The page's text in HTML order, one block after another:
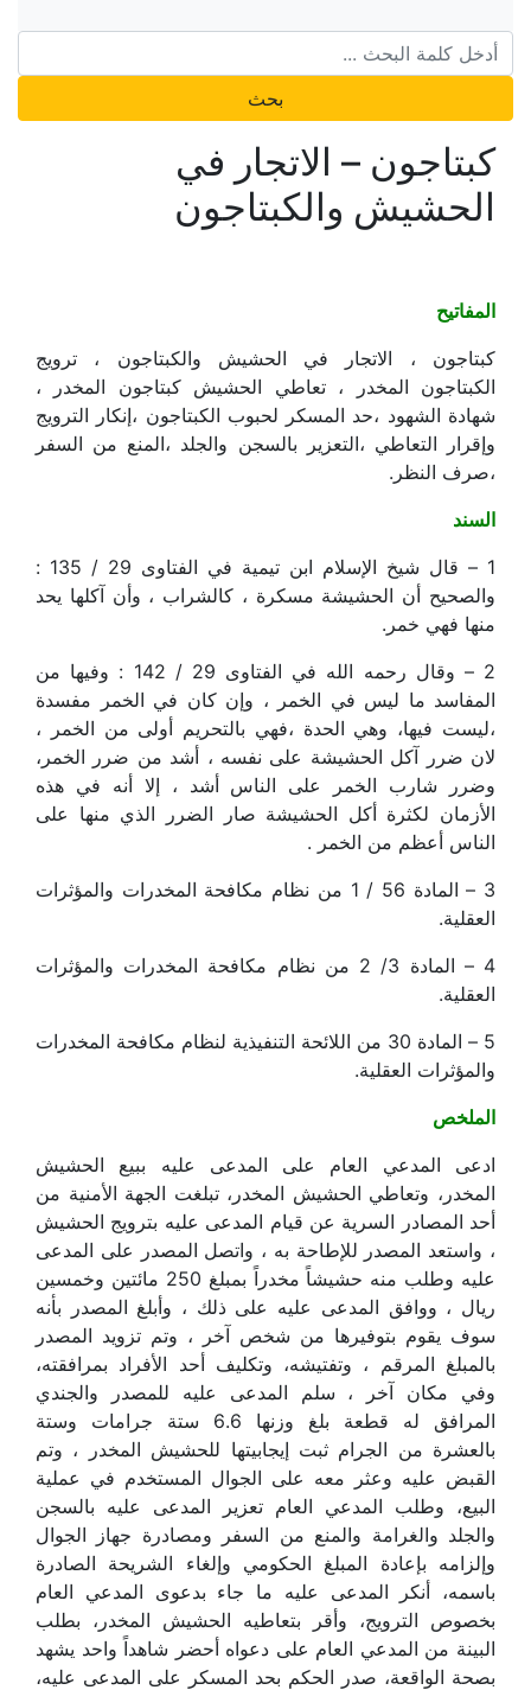
بحث
كبتاجون – الاتجار في
الحشيش والكبتاجون
المفاتيح
كبتاجون ، الاتجار في الحشيش والكبتاجون ، ترويج
الكبتاجون المخدر ، تعاطي الحشيش كبتاجون المخدر ،
شهادة الشهود ،حد المسكر لحبوب الكبتاجون ،إنكار الترويج
وإقرار التعاطي ،التعزير بالسجن والجلد ،المنع من السفر
،صرف النظر.
السند
1 – قال شيخ الإسلام ابن تيمية في الفتاوى 29 / 135 :
والصحيح أن الحشيشة مسكرة ، كالشراب ، وأن آكلها يحد
منها فهي خمر.
2 – وقال رحمه الله في الفتاوى 29 / 142 : وفيها من
المفاسد ما ليس في الخمر ، وإن كان في الخمر مفسدة
،ليست فيها، وهي الحدة ،فهي بالتحريم أولى من الخمر ،
لان ضرر آكل الحشيشة على نفسه ، أشد من ضرر الخمر،
وضرر شارب الخمر على الناس أشد ، إلا أنه في هذه
الأزمان لكثرة أكل الحشيشة صار الضرر الذي منها على
الناس أعظم من الخمر .
3 – المادة 56 / 1 من نظام مكافحة المخدرات والمؤثرات
العقلية.
4 – المادة 3/ 2 من نظام مكافحة المخدرات والمؤثرات
العقلية.
5 – المادة 30 من اللائحة التنفيذية لنظام مكافحة المخدرات
والمؤثرات العقلية.
الملخص
ادعى المدعي العام على المدعى عليه ببيع الحشيش
المخدر، وتعاطي الحشيش المخدر، تبلغت الجهة الأمنية من
أحد المصادر السرية عن قيام المدعى عليه بترويج الحشيش
، واستعد المصدر للإطاحة به ، واتصل المصدر على المدعى
عليه وطلب منه حشيشاً مخدراً بمبلغ 250 مائتين وخمسين
ريال ، ووافق المدعى عليه على ذلك ، وأبلغ المصدر بأنه
سوف يقوم بتوفيرها من شخص آخر ، وتم تزويد المصدر
بالمبلغ المرقم ، وتفتيشه، وتكليف أحد الأفراد بمرافقته،
وفي مكان آخر ، سلم المدعى عليه للمصدر والجندي
المرافق له قطعة بلغ وزنها 6.6 ستة جرامات وستة
بالعشرة من الجرام ثبت إيجابيتها للحشيش المخدر ، وتم
القبض عليه وعثر معه على الجوال المستخدم في عملية
البيع، وطلب المدعي العام تعزير المدعى عليه بالسجن
والجلد والغرامة والمنع من السفر ومصادرة جهاز الجوال
وإلزامه بإعادة المبلغ الحكومي وإلغاء الشريحة الصادرة
باسمه، أنكر المدعى عليه ما جاء بدعوى المدعي العام
بخصوص الترويج، وأقر بتعاطيه الحشيش المخدر، بطلب
البينة من المدعي العام على دعواه أحضر شاهداً واحد يشهد
بصحة الواقعة، صدر الحكم بحد المسكر على المدعى عليه،